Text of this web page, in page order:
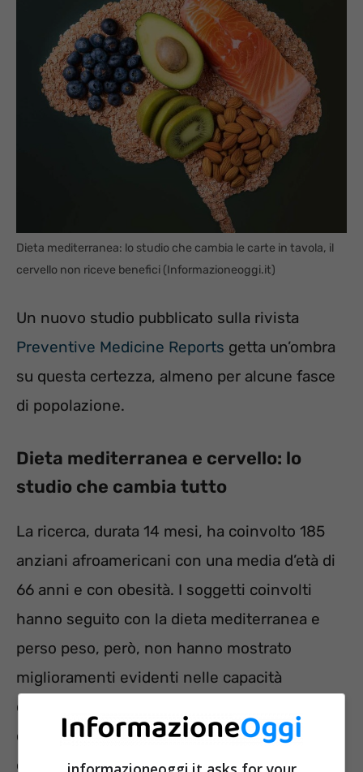
Dieta mediterranea: lo studio che cambia le carte in tavola, il
cervello non riceve benefici (Informazioneoggi.it)
Un nuovo studio pubblicato sulla rivista
Preventive Medicine Reports getta un’ombra
su questa certezza, almeno per alcune fasce
di popolazione.
Dieta mediterranea e cervello: lo
studio che cambia tutto
La ricerca, durata 14 mesi, ha coinvolto 185
anziani afroamericani con una media d’età di
66 anni e con obesità. I soggetti coinvolti
hanno seguito con la dieta mediterranea e
perso peso, però, non hanno mostrato
miglioramenti evidenti nelle capacità
cognitive rispetto a coloro che non hanno
cambiato alimentazione. Questo risultato,
crea molti dubbi e mette in discussione la